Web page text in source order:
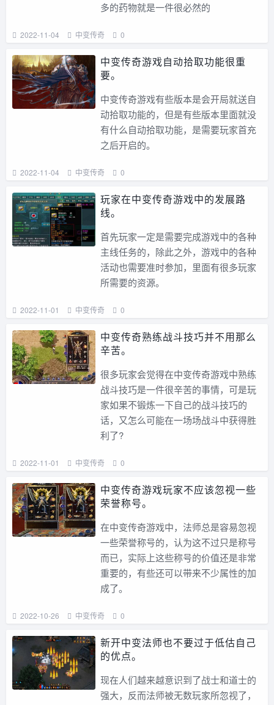
多的药物就是一件很必然的
2022-11-04 中变传奇 0
中变传奇游戏自动拾取功能很重
要。
中变传奇游戏有些版本是会开局就送自
动拾取功能的，但是有些版本里面就没
有什么自动拾取功能，是需要玩家首充
之后开启的。
2022-11-04 中变传奇 0
玩家在中变传奇游戏中的发展路
线。
首先玩家一定是需要完成游戏中的各种
主线任务的，除此之外，游戏中的各种
活动也需要准时参加，里面有很多玩家
所需要的资源。
2022-11-01 中变传奇 0
中变传奇熟练战斗技巧并不用那么
辛苦。
很多玩家会觉得在中变传奇游戏中熟练
战斗技巧是一件很辛苦的事情，可是玩
家如果不锻炼一下自己的战斗技巧的
话，又怎么可能在一场场战斗中获得胜
利了?
2022-11-01 中变传奇 0
中变传奇游戏玩家不应该忽视一些
荣誉称号。
在中变传奇游戏中，法师总是容易忽视
一些荣誉称号的，认为这不过只是称号
而已，实际上这些称号的价值还是非常
重要的，有些还可以带来不少属性的加
成了。
2022-10-26 中变传奇 0
新开中变法师也不要过于低估自己
的优点。
现在人们越来越意识到了战士和道士的
强大，反而法师被无数玩家所忽视了，